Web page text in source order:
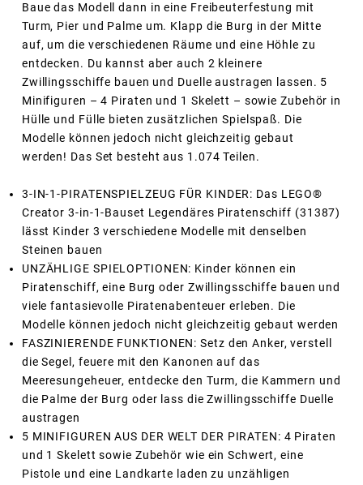
Baue das Modell dann in eine Freibeuterfestung mit
Turm, Pier und Palme um. Klapp die Burg in der Mitte
auf, um die verschiedenen Räume und eine Höhle zu
entdecken. Du kannst aber auch 2 kleinere
Zwillingsschiffe bauen und Duelle austragen lassen. 5
Minifiguren – 4 Piraten und 1 Skelett – sowie Zubehör in
Hülle und Fülle bieten zusätzlichen Spielspaß. Die
Modelle können jedoch nicht gleichzeitig gebaut
werden! Das Set besteht aus 1.074 Teilen.
3-IN-1-PIRATENSPIELZEUG FÜR KINDER: Das LEGO®
Creator 3-in-1-Bauset Legendäres Piratenschiff (31387)
lässt Kinder 3 verschiedene Modelle mit denselben
Steinen bauen
UNZÄHLIGE SPIELOPTIONEN: Kinder können ein
Piratenschiff, eine Burg oder Zwillingsschiffe bauen und
viele fantasievolle Piratenabenteuer erleben. Die
Modelle können jedoch nicht gleichzeitig gebaut werden
FASZINIERENDE FUNKTIONEN: Setz den Anker, verstell
die Segel, feuere mit den Kanonen auf das
Meeresungeheuer, entdecke den Turm, die Kammern und
die Palme der Burg oder lass die Zwillingsschiffe Duelle
austragen
5 MINIFIGUREN AUS DER WELT DER PIRATEN: 4 Piraten
und 1 Skelett sowie Zubehör wie ein Schwert, eine
Pistole und eine Landkarte laden zu unzähligen